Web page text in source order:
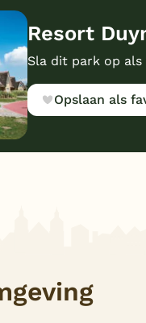
Resort
Sla dit park op als
Opslaan als